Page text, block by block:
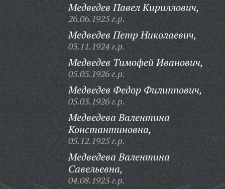
Медведев Павел Кириллович,
26.06.1925 г.р.
Медведев Петр Николаевич,
03.11.1924 г.р.
Медведев Тимофей Иванович,
05.05.1926 г.р.
Медведев Федор Филиппович,
05.03.1926 г.р.
Медведева Валентина
Константиновна,
05.12.1925 г.р.
Медведева Валентина
Савельевна,
04.08.1923 г.р.